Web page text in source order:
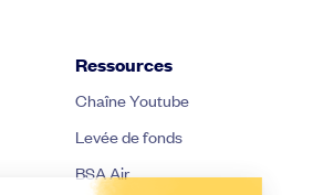
Ressources
Chaîne Youtube
Levée de fonds
BSA Air